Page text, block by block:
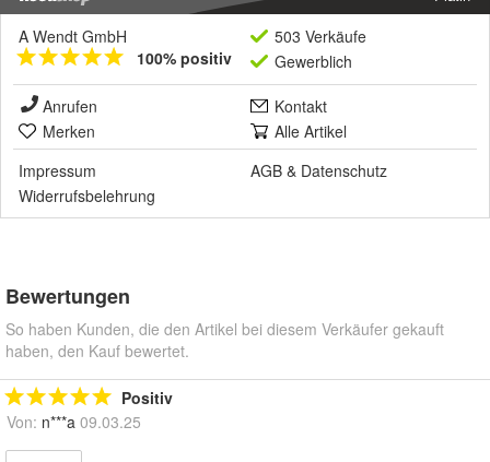
A Wendt GmbH
100% positiv
503 Verkäufe
Gewerblich
Anrufen
Kontakt
Merken
Alle Artikel
Impressum
AGB & Datenschutz
Widerrufsbelehrung
Bewertungen
So haben Kunden, die den Artikel bei diesem Verkäufer gekauft
haben, den Kauf bewertet.
Positiv
Von: n***a 09.03.25